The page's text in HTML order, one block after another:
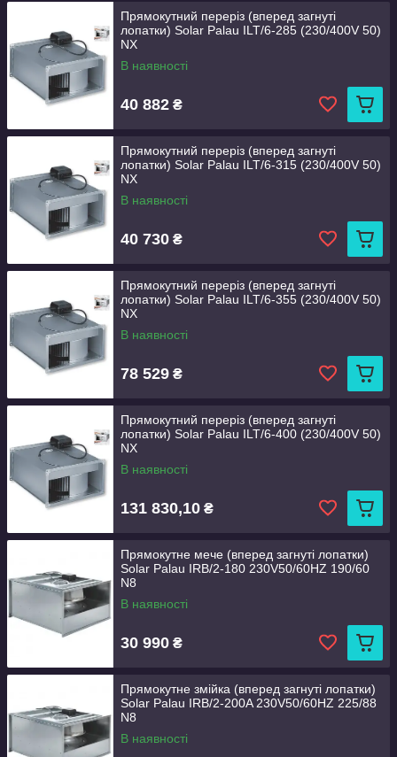
Прямокутний переріз (вперед загнуті
лопатки) Solar Palau ILT/6-285 (230/400V 50)
NX
В наявності
40 882 ₴
Прямокутний переріз (вперед загнуті
лопатки) Solar Palau ILT/6-315 (230/400V 50)
NX
В наявності
40 730 ₴
Прямокутний переріз (вперед загнуті
лопатки) Solar Palau ILT/6-355 (230/400V 50)
NX
В наявності
78 529 ₴
Прямокутний переріз (вперед загнуті
лопатки) Solar Palau ILT/6-400 (230/400V 50)
NX
В наявності
131 830,10 ₴
Прямокутне мече (вперед загнуті лопатки)
Solar Palau IRB/2-180 230V50/60HZ 190/60
N8
В наявності
30 990 ₴
Прямокутне змійка (вперед загнуті лопатки)
Solar Palau IRB/2-200A 230V50/60HZ 225/88
N8
В наявності